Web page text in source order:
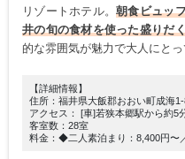
リゾートホテル。朝食ビュッ
井の旬の食材を使った盛りだ
的な雰囲気が魅力で大人にとっ
【詳細情報】
住所：福井県大飯郡おおい町成海
アクセス： [車]若狭本郷駅から約5
客室数：28室
料金：◆二人素泊まり：8,400円〜